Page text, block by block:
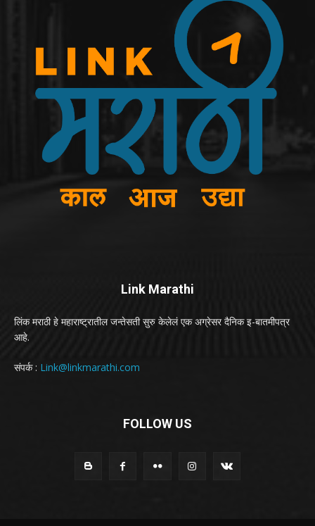
Link Marathi
लिंक मराठी हे महाराष्ट्रातील जन्तेसती सुरु केलेलं एक अग्रेसर दैनिक इ-बातमीपत्र
आहे.
संपर्क : Link@linkmarathi.com
FOLLOW US